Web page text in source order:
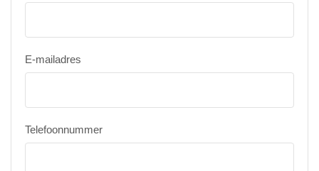
E-mailadres
Telefoonnummer